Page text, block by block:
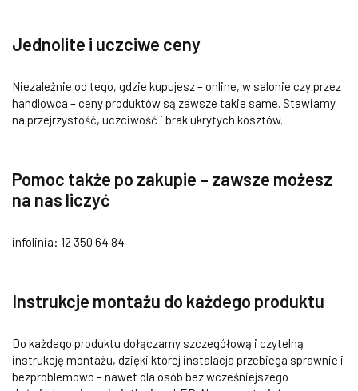
Jednolite i uczciwe ceny
Niezależnie od tego, gdzie kupujesz – online, w salonie czy przez
handlowca – ceny produktów są zawsze takie same. Stawiamy
na przejrzystość, uczciwość i brak ukrytych kosztów.
Pomoc także po zakupie – zawsze możesz
na nas liczyć
infolinia: 12 350 64 84
Instrukcje montażu do każdego produktu
Do każdego produktu dołączamy szczegółową i czytelną
instrukcję montażu, dzięki której instalacja przebiega sprawnie i
bezproblemowo – nawet dla osób bez wcześniejszego